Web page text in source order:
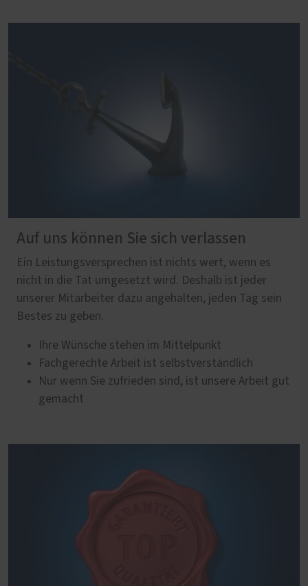
Auf uns können Sie sich verlassen
Ein Leistungsversprechen ist nichts wert, wenn es
nicht in die Tat umgesetzt wird. Deshalb ist jeder
unserer Mitarbeiter dazu angehalten, jeden Tag sein
Bestes zu geben.
Ihre Wünsche stehen im Mittelpunkt
Fachgerechte Arbeit ist selbstverständlich
Nur wenn Sie zufrieden sind, ist unsere Arbeit gut
gemacht